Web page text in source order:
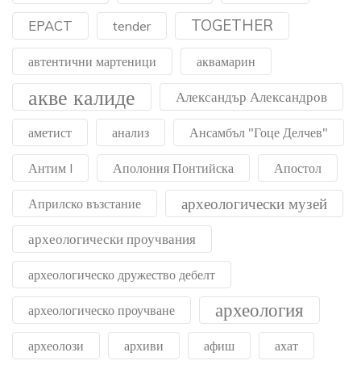
EPACT tender TOGETHER
автентични мартеници аквамарин
акве калиде Александър Александров
аметист анализ Ансамбъл "Гоце Делчев"
Антим I Аполония Понтийска Апостол
Априлско възстание археологически музей
археологически проучвания
археологическо дружество дебелт
археологическо проучване археология
археолози архиви афиш ахат